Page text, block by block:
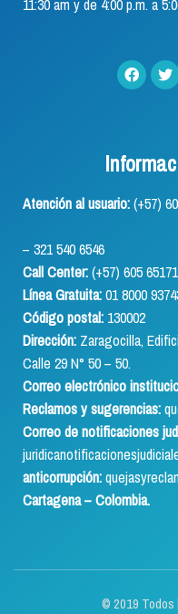
11:30 am y de 4:00 p.m. a
Atención al usuario:(+57)
(+57)
– 321 540 6546
Call Center:(+57) 605
Línea Gratuita:01 8000
Código postal: 130002
Dirección: Zaragocilla,
Calle 29 N° 50 – 50.
Correo electrónico
Reclamos y sugerencias:
Correo de notificaciones
anticorrupción:
Cartagena – Colombia.
© 2019 Todos